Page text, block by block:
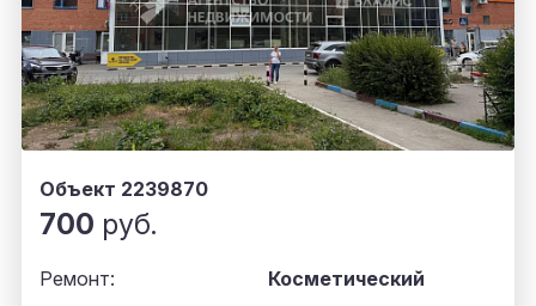
Объект 2239870
700 руб.
Ремонт:
Косметический